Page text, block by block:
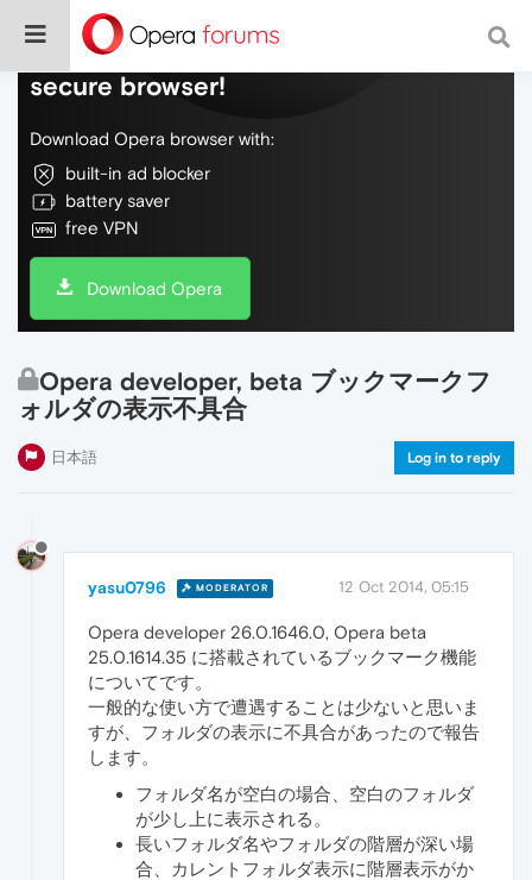
Do more on the web, with a fast and
secure browser!
Download Opera browser with:
built-in ad blocker
battery saver
free VPN
Download Opera
Opera developer, beta ブックマークフ
ォルダの表示不具合
日本語 Log in to reply
yasu0796 MODERATOR 12 Oct 2014, 05:15
Opera developer 26.0.1646.0, Opera beta
25.0.1614.35 に搭載されているブックマーク機能
についてです。
一般的な使い方で遭遇することは少ないと思いま
すが、フォルダの表示に不具合があったので報告
します。
フォルダ名が空白の場合、空白のフォルダ
が少し上に表示される。
長いフォルダ名やフォルダの階層が深い場
合、カレントフォルダ表示に階層表示がか